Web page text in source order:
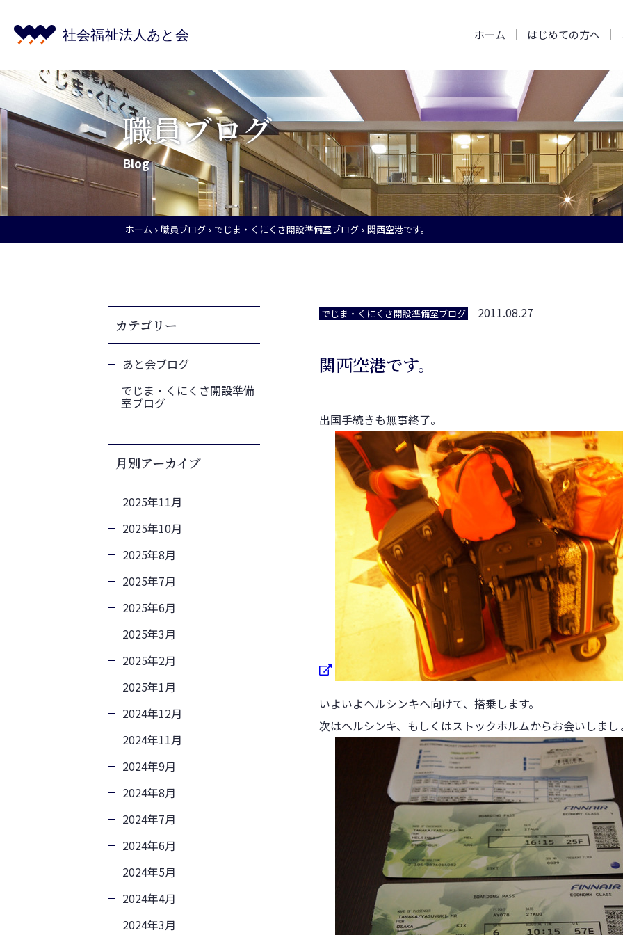
ホーム はじめての方へ
職員ブログ
Blog
ホーム 職員ブログ でじま・くにくさ開設準備室ブログ 関西空港です。
でじま・くにくさ開設準備室ブログ 2011.08.27
関西空港です。
出国手続きも無事終了。
いよいよヘルシンキへ向けて、搭乗します。
次はヘルシンキ、もしくはストックホルムからお会いしまし
カテゴリー
あと会ブログ
でじま・くにくさ開設準備
室ブログ
月別アーカイブ
2025年11月
2025年10月
2025年8月
2025年7月
2025年6月
2025年3月
2025年2月
2025年1月
2024年12月
2024年11月
2024年9月
2024年8月
2024年7月
2024年6月
2024年5月
2024年4月
2024年3月